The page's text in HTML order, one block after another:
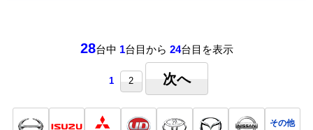
28台中 1台目から 24台目を表示
1 2 次へ
その他